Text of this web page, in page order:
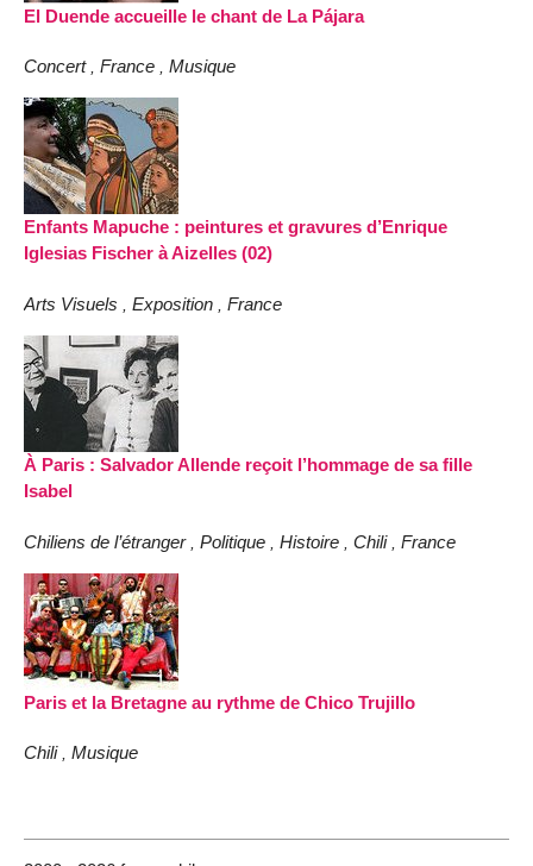
El Duende accueille le chant de La Pájara
Concert, France , Musique
Enfants Mapuche : peintures et gravures d’Enrique
Iglesias Fischer à Aizelles (02)
Arts Visuels Exposition France
À Paris : Salvador Allende reçoit l’hommage de sa fille
Isabel
Chiliens de l’étranger Politique Histoire Chili, France
Paris et la Bretagne au rythme de Chico Trujillo
Chili, Musique